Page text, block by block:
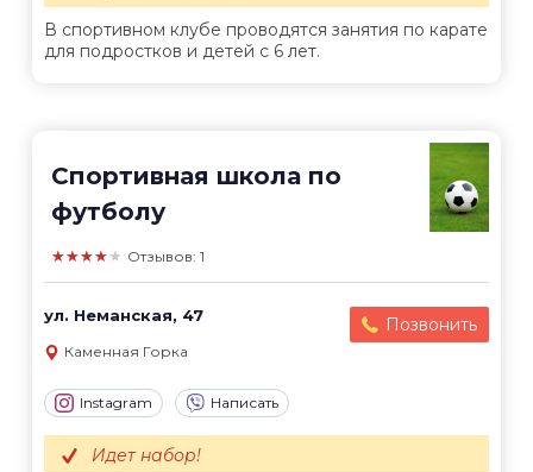
В спортивном клубе проводятся занятия по карате
для подростков и детей с 6 лет.
Спортивная школа по
футболу
★★★★★ Отзывов: 1
ул. Неманская, 47 Позвонить
Каменная Горка
Instagram Написать
Идет набор!